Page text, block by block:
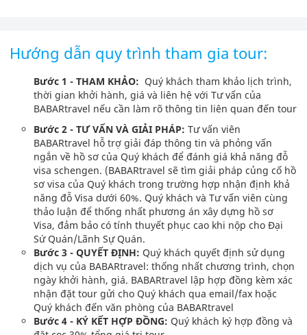
Hướng dẫn quy trình tham gia tour:
Bước 1 - THAM KHẢO: Quý khách tham khảo lịch trình,
thời gian khởi hành, giá và liên hệ với Tư vấn của
BABARtravel nếu cần làm rõ thông tin liên quan đến tour
Bước 2 - TƯ VẤN VÀ GIẢI PHÁP: Tư vấn viên
BABARtravel hỗ trợ giải đáp thông tin và phỏng vấn
ngắn về hồ sơ của Quý khách để đánh giá khả năng đỗ
visa schengen. (BABARtravel sẽ tìm giải pháp củng cố hồ
sơ visa của Quý khách trong trường hợp nhận định khả
năng đỗ Visa dưới 60%. Quý khách và Tư vấn viên cùng
thảo luận để thống nhất phương án xây dựng hồ sơ
Visa, đảm bảo có tính thuyết phục cao khi nộp cho Đại
Sứ Quán/Lãnh Sự Quán.
Bước 3 - QUYẾT ĐỊNH: Quý khách quyết định sử dụng
dịch vụ của BABARtravel: thống nhất chương trình, chọn
ngày khởi hành, giá. BABARtravel lập hợp đồng kèm xác
nhận đặt tour gửi cho Quý khách qua email/fax hoặc
Quý khách đến văn phòng của BABARtravel
Bước 4 - KÝ KẾT HỢP ĐỒNG: Quý khách ký hợp đồng và